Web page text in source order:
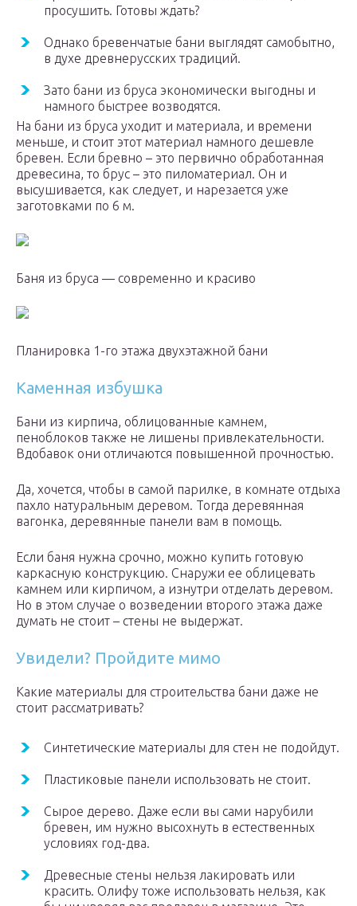
просушить. Готовы ждать?
Однако бревенчатые бани выглядят самобытно,
в духе древнерусских традиций.
Зато бани из бруса экономически выгодны и
намного быстрее возводятся.
На бани из бруса уходит и материала, и времени
меньше, и стоит этот материал намного дешевле
бревен. Если бревно – это первично обработанная
древесина, то брус – это пиломатериал. Он и
высушивается, как следует, и нарезается уже
заготовками по 6 м.
Баня из бруса — современно и красиво
Планировка 1-го этажа двухэтажной бани
Каменная избушка
Бани из кирпича, облицованные камнем,
пеноблоков также не лишены привлекательности.
Вдобавок они отличаются повышенной прочностью.
Да, хочется, чтобы в самой парилке, в комнате отдыха
пахло натуральным деревом. Тогда деревянная
вагонка, деревянные панели вам в помощь.
Если баня нужна срочно, можно купить готовую
каркасную конструкцию. Снаружи ее облицевать
камнем или кирпичом, а изнутри отделать деревом.
Но в этом случае о возведении второго этажа даже
думать не стоит – стены не выдержат.
Увидели? Пройдите мимо
Какие материалы для строительства бани даже не
стоит рассматривать?
Синтетические материалы для стен не подойдут.
Пластиковые панели использовать не стоит.
Сырое дерево. Даже если вы сами нарубили
бревен, им нужно высохнуть в естественных
условиях год-два.
Древесные стены нельзя лакировать или
красить. Олифу тоже использовать нельзя, как